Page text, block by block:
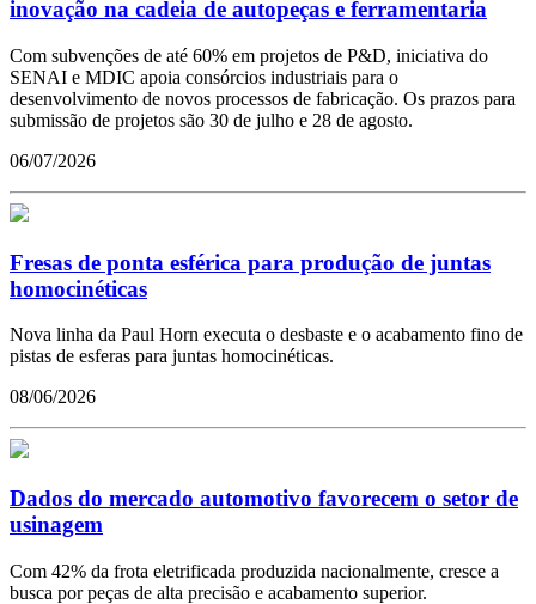
inovação na cadeia de autopeças e ferramentaria
Com subvenções de até 60% em projetos de P&D, iniciativa do
SENAI e MDIC apoia consórcios industriais para o
desenvolvimento de novos processos de fabricação. Os prazos para
submissão de projetos são 30 de julho e 28 de agosto.
06/07/2026
Fresas de ponta esférica para produção de juntas
homocinéticas
Nova linha da Paul Horn executa o desbaste e o acabamento fino de
pistas de esferas para juntas homocinéticas.
08/06/2026
Dados do mercado automotivo favorecem o setor de
usinagem
Com 42% da frota eletrificada produzida nacionalmente, cresce a
busca por peças de alta precisão e acabamento superior.